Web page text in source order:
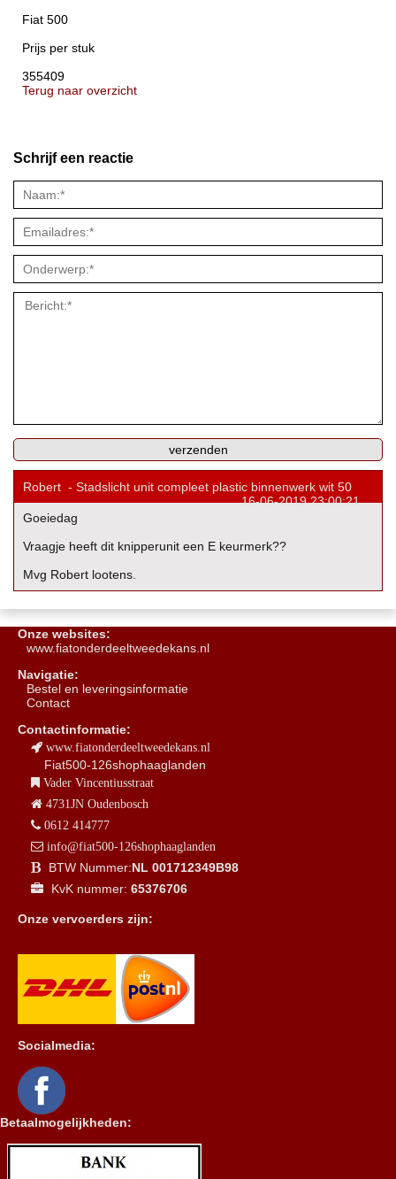
Fiat 500
Prijs per stuk
355409
Terug naar overzicht
Schrijf een reactie
Robert - Stadslicht unit compleet plastic binnenwerk wit 50
16-06-2019 23:00:21
Goeiedag
Vraagje heeft dit knipperunit een E keurmerk??
Mvg Robert lootens.
Onze websites:
www.fiatonderdeeltweedekans.nl
Navigatie:
Bestel en leveringsinformatie
Contact
Contactinformatie:
www.fiatonderdeeltweedekans.nl
Fiat500-126shophaaglanden
Vader Vincentiusstraat
4731JN Oudenbosch
0612 414777
info@fiat500-126shophaaglanden
BTW Nummer:NL 001712349B98
KvK nummer: 65376706
Onze vervoerders zijn:
Socialmedia:
Betaalmogelijkheden: